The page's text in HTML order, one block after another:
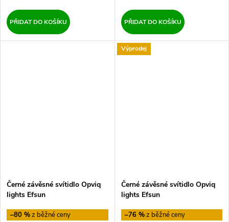
PŘIDAT DO KOŠÍKU PŘIDAT DO KOŠÍKU
Černé závěsné svítidlo Opviq
lights Efsun
–80 %
Výprodej
Černé závěsné svítidlo Opviq
lights Efsun
–76 %